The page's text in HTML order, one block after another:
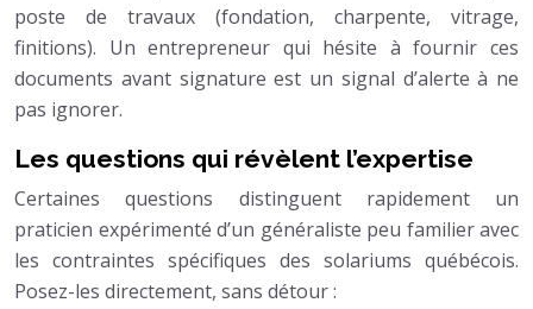
poste de travaux (fondation, charpente, vitrage,
finitions). Un entrepreneur qui hésite à fournir ces
documents avant signature est un signal d’alerte à ne
pas ignorer.
Les questions qui révèlent l’expertise
Certaines questions distinguent rapidement un
praticien expérimenté d’un généraliste peu familier avec
les contraintes spécifiques des solariums québécois.
Posez-les directement, sans détour :